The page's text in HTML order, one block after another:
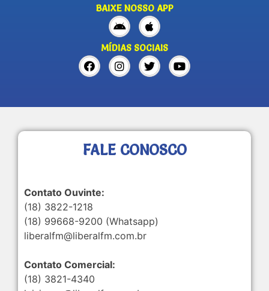
BAIXE NOSSO APP
MÍDIAS SOCIAIS
FALE CONOSCO
Contato Ouvinte:
(18) 3822-1218
(18) 99668-9200 (Whatsapp)
liberalfm@liberalfm.com.br
Contato Comercial:
(18) 3821-4340